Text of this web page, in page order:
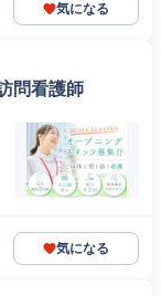
気になる
問看護師
気になる